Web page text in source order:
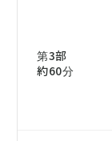
第3部
約60分